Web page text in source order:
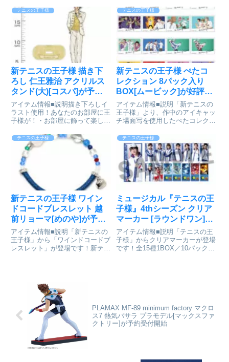
テニスの王子様 4thシーズン_ア
クリルバッジ Vol.2 全17種 【ラ
ウンドワン】【BOX／17個入
り】co...
テニスの王子様 4thシーズン_ア
クリルバッジ Vol.3 全22種 【ラ
ウンドワン】【BOX／22個入
り】co...
テニスの王子様
新テニスの王子様 描き下
ろし 仁王雅治 アクリルス
タンド(大)[コスパ]が予約
受付開始
アイテム情報■説明描き下ろしイ
ラスト使用！あなたのお部屋に王
子様が！・お部屋に飾って楽しも
チリのアクリルスタンドです。■
サイズ20cm×14cm以内（商品に
よって異なります） 台座：
9×5cm以内新テニスの王子...
テニスの王子様
新テニスの王子様 ぺたコ
レクション 8パック入り
BOX[ムービック]が好評発
売中
アイテム情報■説明「新テニスの
王子様」より、作中のアイキャッ
チ場面写を使用したぺたコレクシ
ック全16種1BOX／8個入り■サイ
ズ約8×5.5cm以内新テニスの王子
様_ぺたコレクション【BOX／8
個入り】col...
テニスの王子様
新テニスの王子様 ワイン
ドコードブレスレット 越
前リョーマ[めのや]が予約
受付開始
アイテム情報■説明「新テニスの
王子様」から「ワインドコードブ
レスレット」が登場です！新テニ
テニスの王子様
ミュージカル『テニスの王
子様』4thシーズン クリア
マーカー [ラウンドワン]
10パック入り
BOX[DMM.com]が好評発
売中
アイテム情報■説明「テニスの王
子様」からクリアマーカーが登場
です！全15種1BOX／10パック入
PLAMAX MF-89 minimum factory マクロ
ス7 熱気バサラ プラモデル[マックスファ
クトリー]が予約受付開始